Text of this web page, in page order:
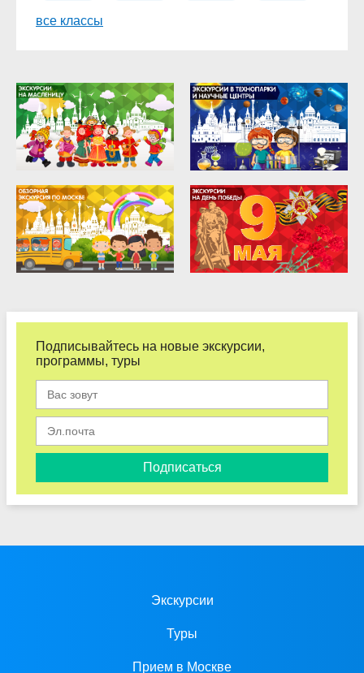
9 класс
все классы
Подписывайтесь на новые экскурсии,
программы, туры
Подписаться
Экскурсии
Туры
Прием в Москве